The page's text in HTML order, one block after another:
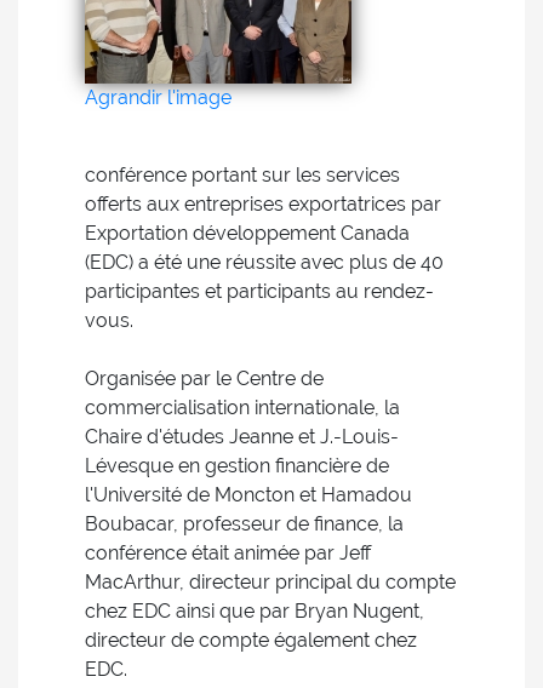
Agrandir l'image
conférence portant sur les services
offerts aux entreprises exportatrices par
Exportation développement Canada
(EDC) a été une réussite avec plus de 40
participantes et participants au rendez-
vous.
Organisée par le Centre de
commercialisation internationale, la
Chaire d'études Jeanne et J.-Louis-
Lévesque en gestion financière de
l'Université de Moncton et Hamadou
Boubacar, professeur de finance, la
conférence était animée par Jeff
MacArthur, directeur principal du compte
chez EDC ainsi que par Bryan Nugent,
directeur de compte également chez
EDC.